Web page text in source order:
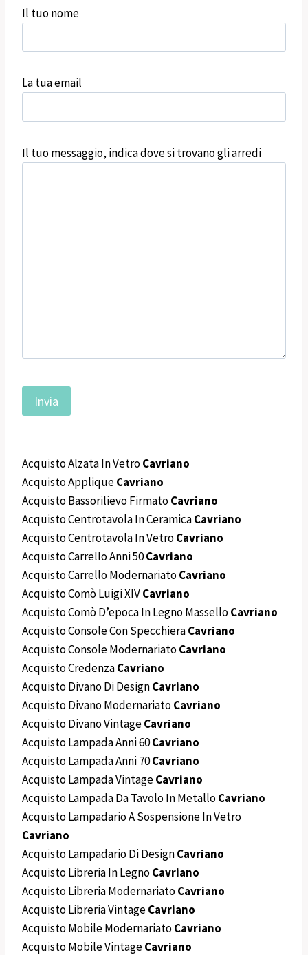
Il tuo nome
La tua email
Il tuo messaggio, indica dove si trovano gli arredi
Acquisto Alzata In VetroCavriano
Acquisto AppliqueCavriano
Acquisto Bassorilievo FirmatoCavriano
Acquisto Centrotavola In CeramicaCavriano
Acquisto Centrotavola In VetroCavriano
Acquisto Carrello Anni 50Cavriano
Acquisto Carrello ModernariatoCavriano
Acquisto Comò Luigi XIVCavriano
Acquisto Comò D’epoca In Legno MasselloCavriano
Acquisto Console Con SpecchieraCavriano
Acquisto Console ModernariatoCavriano
Acquisto CredenzaCavriano
Acquisto Divano Di DesignCavriano
Acquisto Divano ModernariatoCavriano
Acquisto Divano VintageCavriano
Acquisto Lampada Anni 60Cavriano
Acquisto Lampada Anni 70Cavriano
Acquisto Lampada VintageCavriano
Acquisto Lampada Da Tavolo In MetalloCavriano
Acquisto Lampadario A Sospensione In Vetro
Cavriano
Acquisto Lampadario Di DesignCavriano
Acquisto Libreria In LegnoCavriano
Acquisto Libreria ModernariatoCavriano
Acquisto Libreria VintageCavriano
Acquisto Mobile ModernariatoCavriano
Acquisto Mobile VintageCavriano